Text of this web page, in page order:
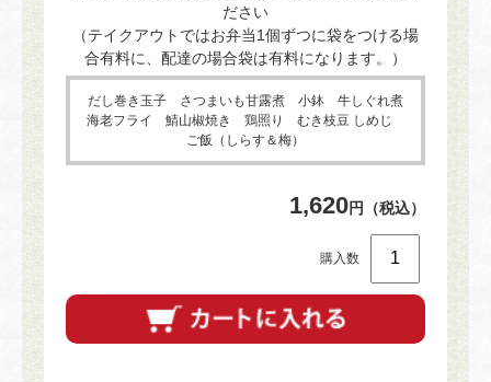
ださい
（テイクアウトではお弁当1個ずつに袋をつける場
合有料に、配達の場合袋は有料になります。）
だし巻き玉子 さつまいも甘露煮 小鉢 牛しぐれ煮
海老フライ 鯖山椒焼き 鶏照り むき枝豆 しめじ
ご飯（しらす＆梅）
1,620円（税込）
購入数